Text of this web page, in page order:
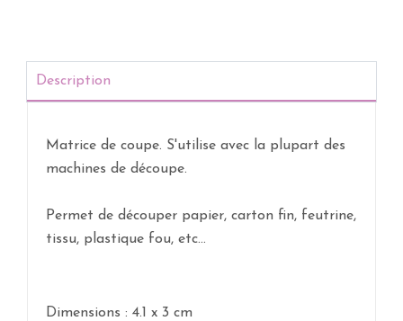
Description
Matrice de coupe. S'utilise avec la plupart des
machines de découpe.
Permet de découper papier, carton fin, feutrine,
tissu, plastique fou, etc...
Dimensions : 4.1 x 3 cm